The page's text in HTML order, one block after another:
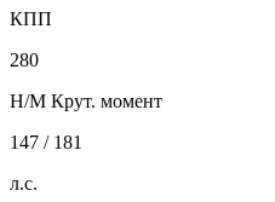
КПП
280
Н/М Крут. момент
147 / 181
л.с.